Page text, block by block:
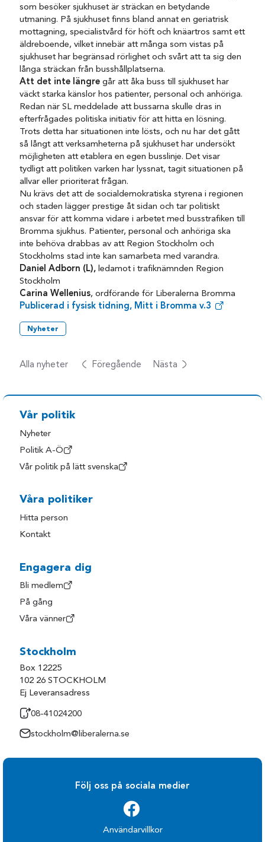
som besöker sjukhuset är sträckan en betydande
utmaning. På sjukhuset finns bland annat en geriatrisk
mottagning, specialistvård för höft och knäartros samt ett
äldreboende, vilket innebär att många som vistas på
sjukhuset har begränsad rörlighet och svårt att ta sig den
långa sträckan från busshållplatserna.
Att det inte längre går att åka buss till sjukhuset har
väckt starka känslor hos patienter, personal och anhöriga.
Redan när SL meddelade att bussarna skulle dras in
efterfrågades politiska initiativ för att hitta en lösning.
Trots detta har situationen inte lösts, och nu har det gått
så långt att verksamheterna på sjukhuset har undersökt
möjligheten att etablera en egen busslinje. Det visar
tydligt att politiken varken har lyssnat, tagit situationen på
allvar eller prioriterat frågan.
Nu krävs det att de socialdemokratiska styrena i regionen
och staden lägger prestige åt sidan och tar politiskt
ansvar för att komma vidare i arbetet med busstrafiken till
Bromma sjukhus. Patienter, personal och anhöriga ska
inte behöva drabbas av att Region Stockholm och
Stockholms stad inte kan samarbeta med varandra.
Daniel Adborn (L), ledamot i trafiknämnden Region
Stockholm
Carina Wellenius, ordförande för Liberalerna Bromma
Publicerad i fysisk tidning, Mitt i Bromma v.3
Nyheter
Alla nyheter Föregående Nästa
Vår politik
Nyheter
Politik A-Ö
Vår politik på lätt svenska
Våra politiker
Hitta person
Kontakt
Engagera dig
Bli medlem
På gång
Våra vänner
Stockholm
Box 12225
102 26 STOCKHOLM
Ej Leveransadress
08-41024200
stockholm@liberalerna.se
Följ oss på sociala medier
Användarvillkor